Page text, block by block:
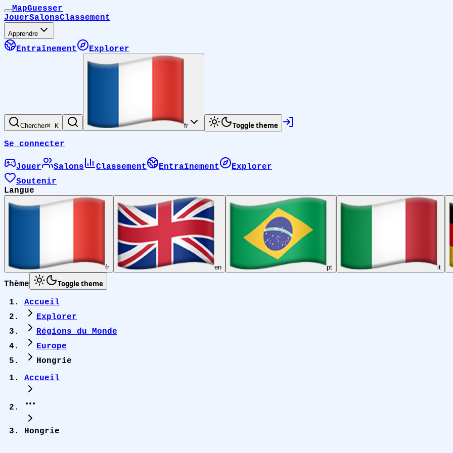
MapGuesser
JouerSalonsClassement
Apprendre
Entraînement Explorer
Chercher⌘ K fr Toggle theme
Se connecter
Jouer Salons Classement Entraînement
Explorer
Soutenir
Langue
fr en pt it
Thème Toggle theme
Accueil
Explorer
Régions du Monde
Europe
Hongrie
Accueil
Hongrie